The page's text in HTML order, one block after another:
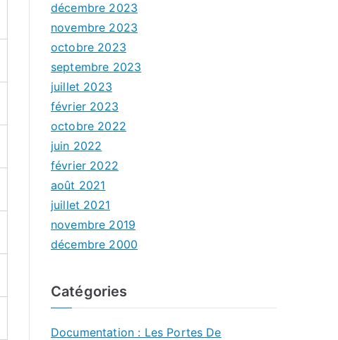
décembre 2023
novembre 2023
octobre 2023
septembre 2023
juillet 2023
février 2023
octobre 2022
juin 2022
février 2022
août 2021
juillet 2021
novembre 2019
décembre 2000
Catégories
Documentation : Les Portes De